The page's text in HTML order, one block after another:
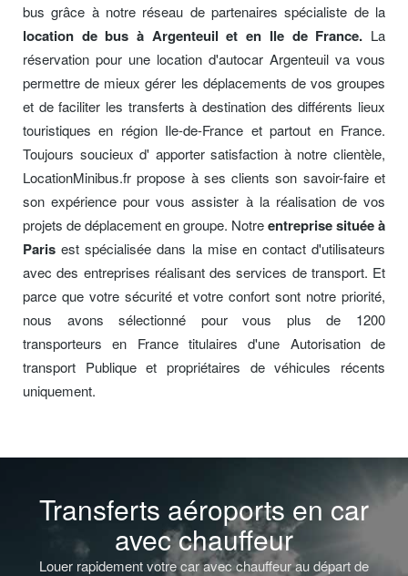
bus grâce à notre réseau de partenaires spécialiste de la
location de bus à Argenteuil et en Ile de France. La
réservation pour une location d'autocar Argenteuil va vous
permettre de mieux gérer les déplacements de vos groupes
et de faciliter les transferts à destination des différents lieux
touristiques en région Ile-de-France et partout en France.
Toujours soucieux d' apporter satisfaction à notre clientèle,
LocationMinibus.fr propose à ses clients son savoir-faire et
son expérience pour vous assister à la réalisation de vos
projets de déplacement en groupe. Notreentreprise située à
Parisest spécialisée dans la mise en contact d'utilisateurs
avec des entreprises réalisant des services de transport. Et
parce que votre sécurité et votre confort sont notre priorité,
nous avons sélectionné pour vous plus de 1200
transporteurs en France titulaires d'une Autorisation de
transport Publique et propriétaires de véhicules récents
uniquement.
Transferts aéroports en car
avec chauffeur
Louer rapidement votre car avec chauffeur au départ de